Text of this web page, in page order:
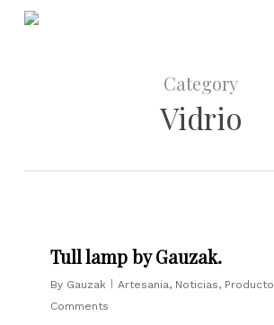
Skip
Category
Vidrio
Tull lamp by Gauzak.
By Gauzak Artesania, Noticias, Producto
Comments